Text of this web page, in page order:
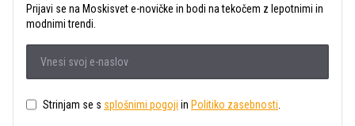
Prijavi se na Moskisvet e-novičke in bodi na tekočem z lepotnimi in
modnimi trendi.
Strinjam se s splošnimi pogoji in Politiko zasebnosti